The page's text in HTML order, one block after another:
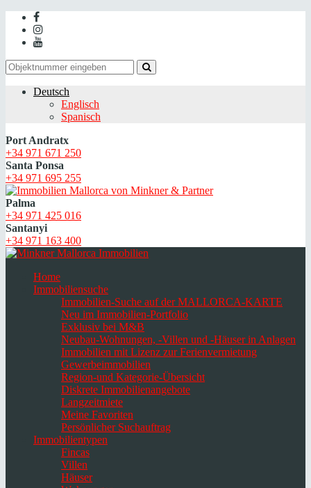
Deutsch
Englisch
Spanisch
Port Andratx
+34 971 671 250
Santa Ponsa
+34 971 695 255
Palma
+34 971 425 016
Santanyi
+34 971 163 400
Home
Immobiliensuche
Immobilien-Suche auf der MALLORCA-KARTE
Neu im Immobilien-Portfolio
Exklusiv bei M&B
Neubau-Wohnungen, -Villen und -Häuser in Anlagen
Immobilien mit Lizenz zur Ferienvermietung
Gewerbeimmobilien
Region-und Kategorie-Übersicht
Diskrete Immobilienangebote
Langzeitmiete
Meine Favoriten
Persönlicher Suchauftrag
Immobilientypen
Fincas
Villen
Häuser